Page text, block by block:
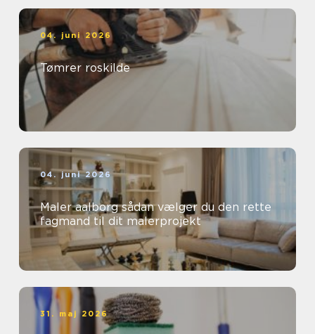
04. juni 2026
Tømrer roskilde
04. juni 2026
Maler aalborg sådan vælger du den rette
fagmand til dit malerprojekt
31. maj 2026